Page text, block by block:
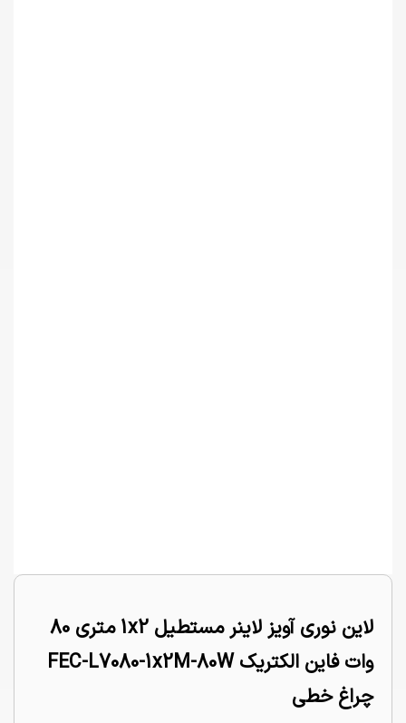
لاین نوری آویز لاینر مستطیل 1x2 متری 80
وات فاین الکتریک FEC-L7080-1x2M-80W
چراغ خطی